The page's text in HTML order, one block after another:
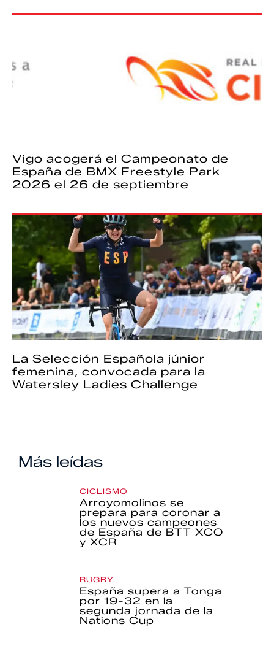
Vigo acogerá el Campeonato de
España de BMX Freestyle Park
2026 el 26 de septiembre
La Selección Española júnior
femenina, convocada para la
Watersley Ladies Challenge
Más leídas
CICLISMO
Arroyomolinos se
prepara para coronar a
los nuevos campeones
de España de BTT XCO
y XCR
RUGBY
España supera a Tonga
por 19-32 en la
segunda jornada de la
Nations Cup